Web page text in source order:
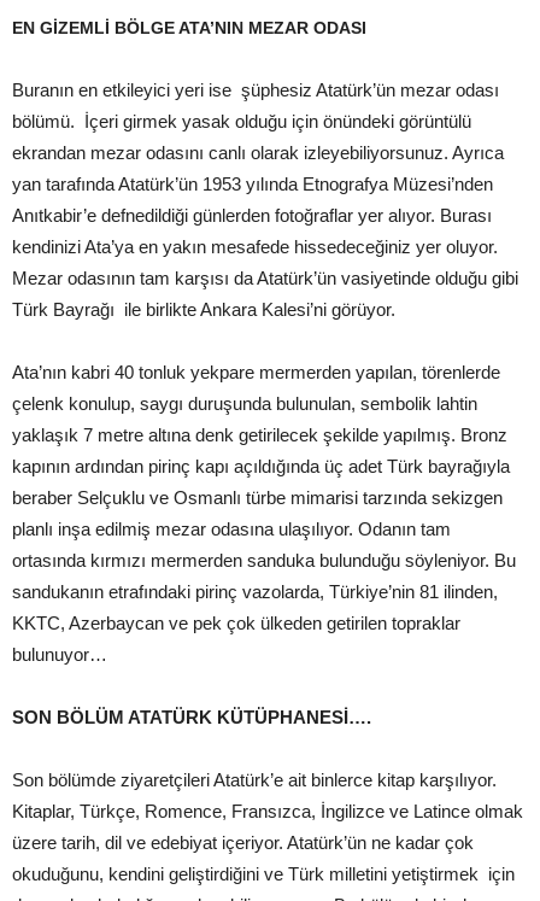
EN GİZEMLİ BÖLGE ATA’NIN MEZAR ODASI
Buranın en etkileyici yeri ise şüphesiz Atatürk’ün mezar odası
bölümü. İçeri girmek yasak olduğu için önündeki görüntülü
ekrandan mezar odasını canlı olarak izleyebiliyorsunuz. Ayrıca
yan tarafında Atatürk’ün 1953 yılında Etnografya Müzesi’nden
Anıtkabir’e defnedildiği günlerden fotoğraflar yer alıyor. Burası
kendinizi Ata’ya en yakın mesafede hissedeceğiniz yer oluyor.
Mezar odasının tam karşısı da Atatürk’ün vasiyetinde olduğu gibi
Türk Bayrağı ile birlikte Ankara Kalesi’ni görüyor.
Ata’nın kabri 40 tonluk yekpare mermerden yapılan, törenlerde
çelenk konulup, saygı duruşunda bulunulan, sembolik lahtin
yaklaşık 7 metre altına denk getirilecek şekilde yapılmış. Bronz
kapının ardından pirinç kapı açıldığında üç adet Türk bayrağıyla
beraber Selçuklu ve Osmanlı türbe mimarisi tarzında sekizgen
planlı inşa edilmiş mezar odasına ulaşılıyor. Odanın tam
ortasında kırmızı mermerden sanduka bulunduğu söyleniyor. Bu
sandukanın etrafındaki pirinç vazolarda, Türkiye’nin 81 ilinden,
KKTC, Azerbaycan ve pek çok ülkeden getirilen topraklar
bulunuyor…
SON BÖLÜM ATATÜRK KÜTÜPHANESİ….
Son bölümde ziyaretçileri Atatürk’e ait binlerce kitap karşılıyor.
Kitaplar, Türkçe, Romence, Fransızca, İngilizce ve Latince olmak
üzere tarih, dil ve edebiyat içeriyor. Atatürk’ün ne kadar çok
okuduğunu, kendini geliştirdiğini ve Türk milletini yetiştirmek için